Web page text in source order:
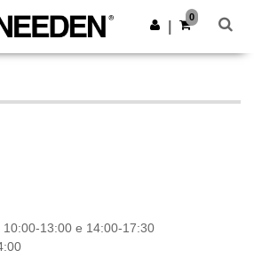
sull'app!
Scarica app
0
13:00 e 14:00-17:30